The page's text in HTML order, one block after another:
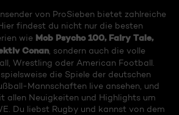
von ProSieben bietet zahlreiche
findest du nicht nur die besten
wie Mob Psycho 100, Fairy Tale,
Conan, sondern auch die volle
Wrestling oder American Football.
die Spiele der deutschen
Mannschaften live ansehen, und
allen Neuigkeiten und Highlights um
Du liebst Rugby und kannst von dem